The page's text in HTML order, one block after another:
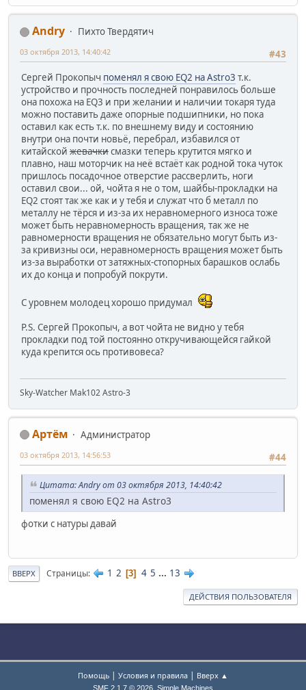
Andry
Пихто Твердятич
#43
03 октября 2013, 14:40:42
Сергей Прокопыч поменял я свою EQ2 на Astro3 т.к.
устройство и прочность последней понравилось больше
она похожа на EQ3 и при желании и наличии токаря туда
можно поставить даже опорные подшипники, но пока
оставил как есть т.к. по внешнему виду и состоянию
внутри она почти новьё, перебрал, избавился от
китайской жевачкисмазки теперь крутится мягко и
плавно, наш моторчик на неё встаёт как родной тока чуток
пришлось посадочное отверстие рассверлить, ноги
оставил свои... ой, чойта я не о том, шайбы-прокладки на
EQ2 стоят так же как и у тебя и служат что б металл по
металлу не тёрся и из-за их неравномерного износа тоже
может быть неравномерность вращения, так же не
равномерности вращения не обязательно могут быть из-
за кривизны оси, неравномерность вращения может быть
из-за выработки от затяжных-стопорных барашков ослабь
их до конца и попробуй покрути.
С уровнем молодец хорошо придумал
P.S. Сергей Прокопыч, а вот чойта не видно у тебя
прокладки под той постоянно откручивающейся гайкой
куда крепится ось противовеса?
Sky-Watcher Mak102 Astro-3
Артём
Администратор
#44
03 октября 2013, 14:56:53
Цитата: Andry от 03 октября 2013, 14:40:42
поменял я свою EQ2 на Astro3
фотки с натуры давай
ВВЕРХ Страницы 1 2 3 4 5 ... 13
ДЕЙСТВИЯ ПОЛЬЗОВАТЕЛЯ
Помощь | Условия и правила | Вверх ▲
SMF 2.1.7 © 2026 Simple Machines